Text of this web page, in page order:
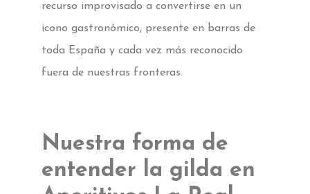
recurso improvisado a convertirse en un
icono gastronómico, presente en barras de
toda España y cada vez más reconocido
fuera de nuestras fronteras.
Nuestra forma de
entender la gilda en